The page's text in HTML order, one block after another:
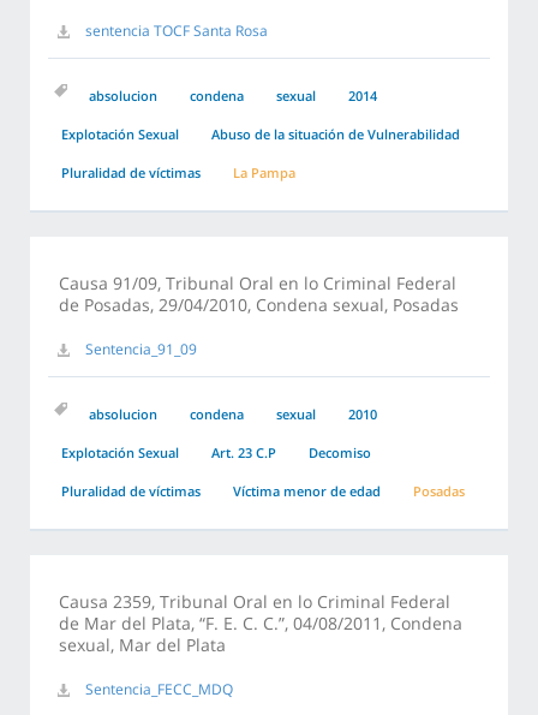
sentencia TOCF Santa Rosa
absolucion condena sexual 2014
Explotación Sexual Abuso de la situación de Vulnerabilidad
Pluralidad de víctimas La Pampa
Causa 91/09, Tribunal Oral en lo Criminal Federal
de Posadas, 29/04/2010, Condena sexual, Posadas
Sentencia_91_09
absolucion condena sexual 2010
Explotación Sexual Art. 23 C.P Decomiso
Pluralidad de víctimas Víctima menor de edad Posadas
Causa 2359, Tribunal Oral en lo Criminal Federal
de Mar del Plata, “F. E. C. C.”, 04/08/2011, Condena
sexual, Mar del Plata
Sentencia_FECC_MDQ